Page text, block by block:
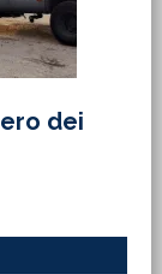
dei